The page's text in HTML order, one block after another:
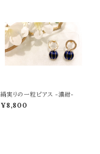
絹実りの一粒ピアス -濃紺-
¥8,800